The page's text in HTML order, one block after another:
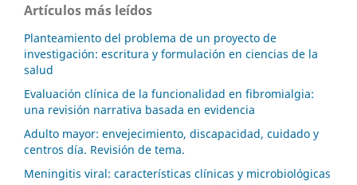
Artículos más leídos
Planteamiento del problema de un proyecto de
investigación: escritura y formulación en ciencias de la
salud
Evaluación clínica de la funcionalidad en fibromialgia:
una revisión narrativa basada en evidencia
Adulto mayor: envejecimiento, discapacidad, cuidado y
centros día. Revisión de tema.
Meningitis viral: características clínicas y microbiológicas